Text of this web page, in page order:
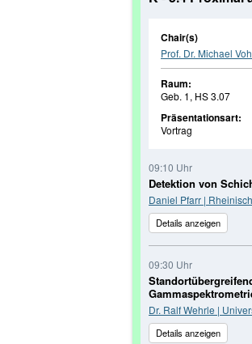
Chair(s)
Prof. Dr. Michael
Raum:
Geb. 1, HS 3.07
Präsentationsart:
Vortrag
09:10 Uhr
Detektion von
Daniel Pfarr |
Details anzeigen
09:30 Uhr
Dr. Ralf Wehrle |
Details anzeigen